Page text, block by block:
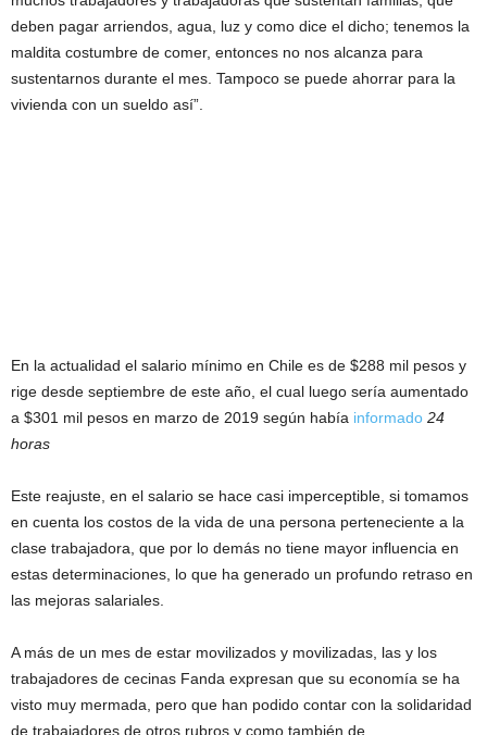
deben pagar arriendos, agua, luz y como dice el dicho; tenemos la
maldita costumbre de comer, entonces no nos alcanza para
sustentarnos durante el mes. Tampoco se puede ahorrar para la
vivienda con un sueldo así”.
En la actualidad el salario mínimo en Chile es de $288 mil pesos y
rige desde septiembre de este año, el cual luego sería aumentado
a $301 mil pesos en marzo de 2019 según había informado 24
horas
Este reajuste, en el salario se hace casi imperceptible, si tomamos
en cuenta los costos de la vida de una persona perteneciente a la
clase trabajadora, que por lo demás no tiene mayor influencia en
estas determinaciones, lo que ha generado un profundo retraso en
las mejoras salariales.
A más de un mes de estar movilizados y movilizadas, las y los
trabajadores de cecinas Fanda expresan que su economía se ha
visto muy mermada, pero que han podido contar con la solidaridad
de trabajadores de otros rubros y como también de